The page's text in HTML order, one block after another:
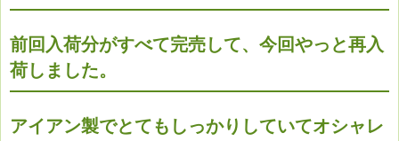
前回入荷分がすべて完売して、今回やっと再入
荷しました。
アイアン製でとてもしっかりしていてオシャレ